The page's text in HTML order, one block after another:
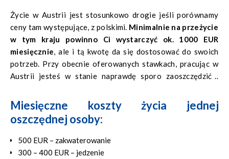
Życie w Austrii jest stosunkowo drogie jeśli porównamy
ceny tam występujące, z polskimi. Minimalnie na przeżycie
w tym kraju powinno Ci wystarczyć ok. 1000 EUR
miesięcznie, ale i tą kwotę da się dostosować do swoich
potrzeb. Przy obecnie oferowanych stawkach, pracując w
Austrii jesteś w stanie naprawdę sporo zaoszczędzić i
Miesięczne koszty życia jednej
oszczędnej osoby:
500 EUR – zakwaterowanie
300 – 400 EUR – jedzenie